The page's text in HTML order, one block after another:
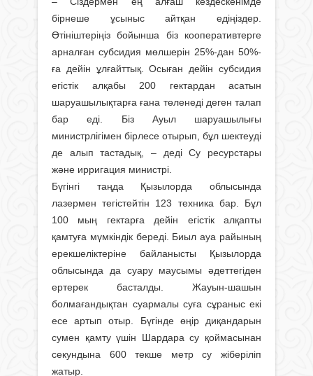
бірнеше ұсыныс айтқан едіңіздер.
Өтініштеріңіз бойынша біз кооперативтерге
арналған субсидия мөлшерін 25%-дан 50%-
ға дейін ұлғайттық. Осыған дейін субсидия
егістік алқабы 200 гектардан асатын
шаруашылықтарға ғана төленеді деген талап
бар еді. Біз Ауыл шаруашылығы
министрлігімен бірлесе отырып, бұл шектеуді
де алып тастадық, – деді Су ресурстары
және ирригация министрі.
Бүгінгі таңда Қызылорда облысында
лазермен тегістейтін 123 техника бар. Бұл
100 мың гектарға дейін егістік алқапты
қамтуға мүмкіндік береді. Биыл ауа райының
ерекшеліктеріне байланысты Қызылорда
облысында да суару маусымы әдеттегіден
ертерек басталды. Жауын-шашын
болмағандықтан суармалы суға сұраныс екі
есе артып отыр. Бүгінде өңір диқандарын
сумен қамту үшін Шардара су қоймасынан
секундына 600 текше метр су жіберіліп
жатыр.